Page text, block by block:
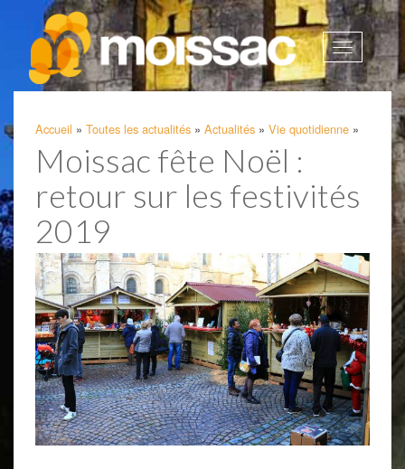
Afficher
la
Accueil » Toutes les actualités » Actualités » Vie quotidienne »
Moissac fête Noël :
retour sur les festivités
2019